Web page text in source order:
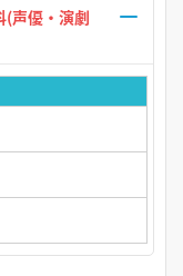
声優・演劇